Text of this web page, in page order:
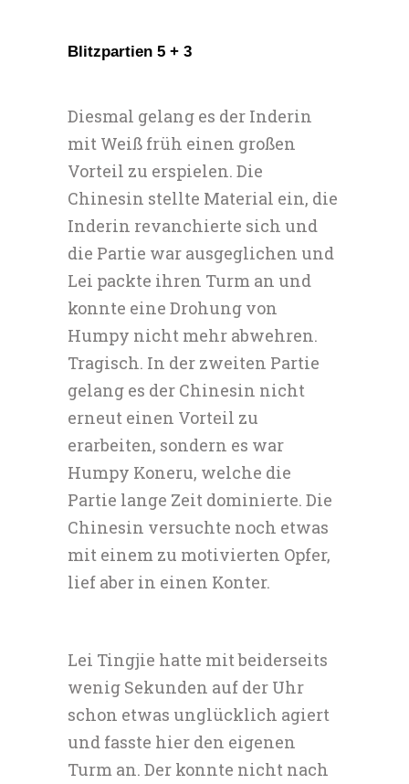
Blitzpartien 5 + 3
Diesmal gelang es der Inderin
mit Weiß früh einen großen
Vorteil zu erspielen. Die
Chinesin stellte Material ein, die
Inderin revanchierte sich und
die Partie war ausgeglichen und
Lei packte ihren Turm an und
konnte eine Drohung von
Humpy nicht mehr abwehren.
Tragisch. In der zweiten Partie
gelang es der Chinesin nicht
erneut einen Vorteil zu
erarbeiten, sondern es war
Humpy Koneru, welche die
Partie lange Zeit dominierte. Die
Chinesin versuchte noch etwas
mit einem zu motivierten Opfer,
lief aber in einen Konter.
Lei Tingjie hatte mit beiderseits
wenig Sekunden auf der Uhr
schon etwas unglücklich agiert
und fasste hier den eigenen
Turm an. Der konnte nicht nach